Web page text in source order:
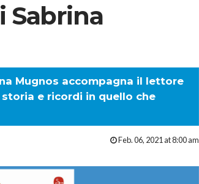
Sabrina
Mugnos accompagna il lettore
e ricordi in quello che
Feb. 06, 2021 at 8:00 am